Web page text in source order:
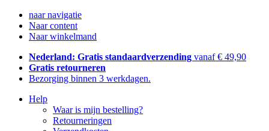
naar navigatie
Naar content
Naar winkelmand
Nederland: Gratis standaardverzending vanaf € 49,90
Gratis retourneren
Bezorging binnen 3 werkdagen.
Help
Waar is mijn bestelling?
Retourneringen